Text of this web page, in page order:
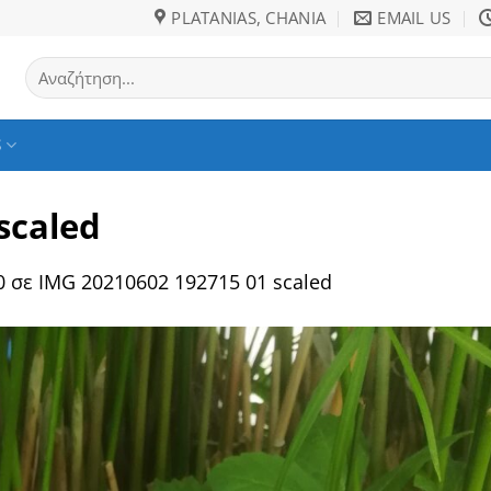
PLATANIAS, CHANIA EMAIL US
Αναζήτηση
για:
σε IMG 20210602 192715 01 scaled